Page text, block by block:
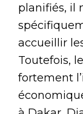
planifiés, il
accueillir
Toutefois,
fortement